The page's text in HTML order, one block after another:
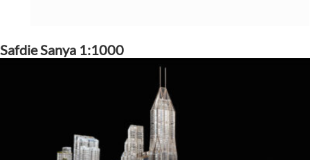
Safdie Sanya 1:1000